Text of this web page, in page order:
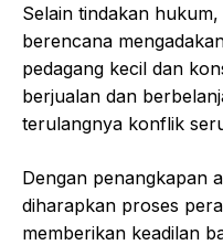
Selain tindakan
berencana
pedagang kecil dan
berjualan dan
terulangnya konflik
Dengan penangkapan
diharapkan proses
memberikan keadilan